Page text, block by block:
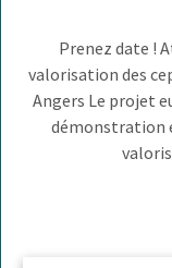
Prenez date !
valorisation des
Angers Le projet
démonstration